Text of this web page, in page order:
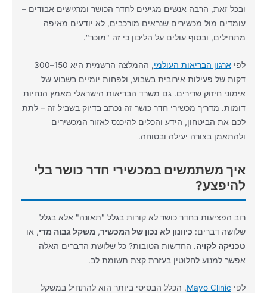
ובכל זאת, הרבה אנשים מגיעים לחדר הכושר ומרגישים אבודים –
עומדים מול מכשירים שנראים מורכבים, לא יודעים מאיפה
מתחילים, ובסוף עולים על הליכון כי זה "מוכר".
לפיארגון הבריאות העולמי
, ההמלצה הרשמית היא 150–300
דקות של פעילות אירובית בשבוע, ולפחות יומיים בשבוע של
אימוני חיזוק שרירים. גם משרד הבריאות הישראלי מאמץ הנחיות
דומות. מדריך מכשירי חדר כושר זה נכתב בדיוק בשביל זה – לתת
לכם את הביטחון, הידע והכלים להיכנס לאזור המכשירים
ולהתאמן בצורה יעילה ובטוחה.
איך משתמשים במכשירי חדר כושר בלי
להיפצע?
רוב הפציעות בחדר כושר לא קורות בגלל "תאונה" אלא בגלל
שלושה דברים: כיוונון לא נכון של המכשיר, משקל גבוה מדי, או
טכניקה לקויה. החדשות הטובות? כל שלושת הדברים האלה
אפשר למנוע לחלוטין בעזרת קצת תשומת לב.
לפי Mayo Clinic, הכלל הבסיסי ביותר הוא להתחיל במשקל